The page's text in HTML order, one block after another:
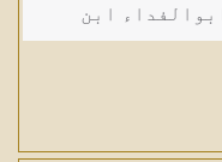
ابن